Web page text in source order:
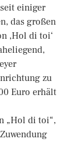
einiger
das großen
‚Hol di toi‘
zu
Euro erhält
„Hol di toi“,